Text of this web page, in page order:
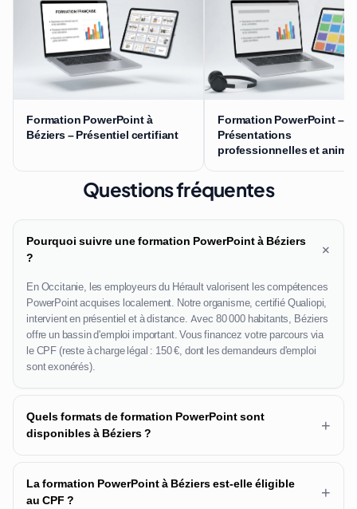
Formation PowerPoint à
Béziers – Présentiel certifiant
Formation PowerPoint –
Présentations
professionnelles et
Questions fréquentes
Pourquoi suivre une formation PowerPoint à Béziers
?
+
En Occitanie, les employeurs du Hérault valorisent les compétences
PowerPoint acquises localement. Notre organisme, certifié Qualiopi,
intervient en présentiel et à distance. Avec 80 000 habitants, Béziers
offre un bassin d'emploi important. Vous financez votre parcours via
le CPF (reste à charge légal : 150 €, dont les demandeurs d'emploi
sont exonérés).
Quels formats de formation PowerPoint sont
disponibles à Béziers ?
+
La formation PowerPoint à Béziers est-elle éligible
au CPF ?
+